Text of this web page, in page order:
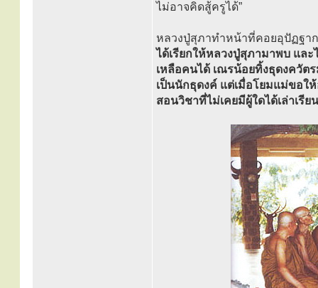
ไม่อาจคิดสู้ครูได้”
หลวงปู่สุภาทำหน้าที่คอยอุปัฏฐา
ได้เรียกให้หลวงปู่สุภามาพบ แล
เหลือคนได้ เณรน้อยทิ้งธุดงควัต
เป็นนักธุดงค์ แต่เมื่อโยมแม่ขอใ
สอนวิชาที่ไม่เคยมีผู้ใดได้เล่าเรี